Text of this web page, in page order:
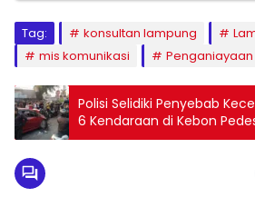
Tag: konsultan lampung
mis komunikasi
Penganiayaan
Polisi Selidiki Penyebab
6 Kendaraan di Kebon